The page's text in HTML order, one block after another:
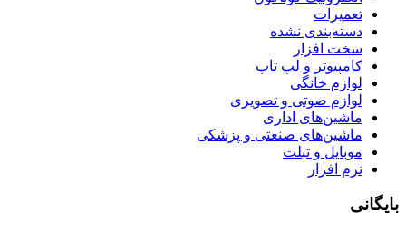
تعمیرات
دسته‌بندی نشده
سخت افزار
کامپیوتر و لپ تاپ
لوازم خانگی
لوازم صوتی و تصویری
ماشین‌های اداری
ماشین‌های صنعتی و پزشکی
موبایل و تبلت
نرم افزار
بایگانی